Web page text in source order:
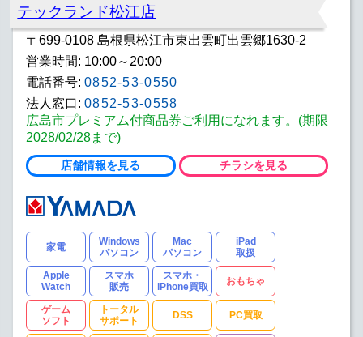
家具 電動ソファ インテリア
大塚家具 新築注文住宅
リフォームショールーム 不動産賃貸・売買
(※) DSS: デジタルサポートステーションの略で
す。（詳しくはこちら）
テックランド松江店
〒699-0108 島根県松江市東出雲町出雲郷1630-2
営業時間: 10:00～20:00
電話番号: 0852-53-0550
法人窓口: 0852-53-0558
広島市プレミアム付商品券ご利用になれます。(期限
2028/02/28まで)
店舗情報を見る チラシを見る
家電
Windows
パソコン
Mac
パソコン
iPad
取扱
Apple
Watch
スマホ
販売
スマホ・
iPhone買取
おもちゃ
ゲーム
ソフト
トータル
サポート
DSS PC買取